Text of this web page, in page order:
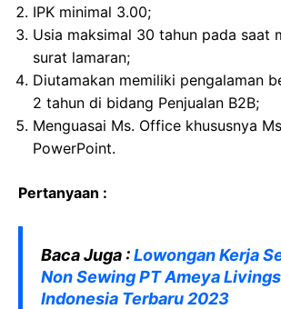
IPK minimal 3.00;
Usia maksimal 30 tahun pada saat
surat lamaran;
Diutamakan memiliki pengalaman
2 tahun di bidang Penjualan B2B;
Menguasai Ms. Office khususnya
PowerPoint.
Pertanyaan :
Baca Juga :Lowongan Kerja
Non Sewing PT Ameya
Indonesia Terbaru 2023